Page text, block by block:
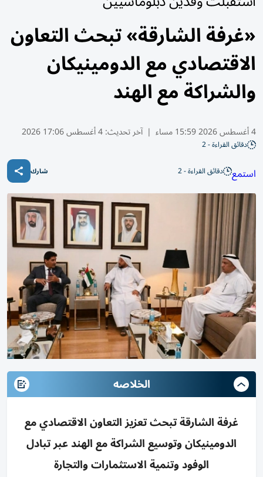
«غرفة الشارقة» تبحث التعاون
الاقتصادي مع الدومينيكان
والشراكة مع الهند
4 أغسطس 2026 15:59 مساء | آخر تحديث:4 أغسطس 17:06 2026
دقائق القراءة - 2
استمع دقائق القراءة - 2 شارك
الخلاصه
غرفة الشارقة تبحث تعزيز التعاون الاقتصادي مع
الدومينيكان وتوسيع الشراكة مع الهند عبر تبادل
الوفود وتنمية الاستثمارات والتجارة